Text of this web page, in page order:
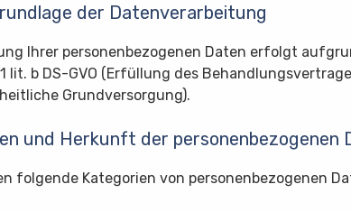
der Datenverarbeitung
Ihrer personenbezogenen Daten erfolgt
lit. b DS-GVO (Erfüllung des
Grundversorgung).
und Herkunft der personenbezogenen
folgende Kategorien von personenbezogenen